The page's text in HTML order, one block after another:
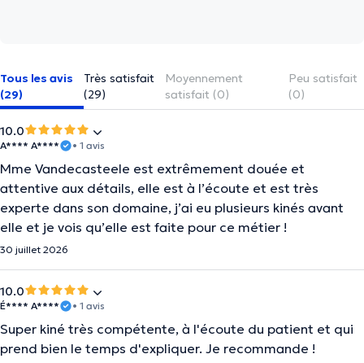
Tous les avis
(29)
Très satisfait
(29)
Moyennement
satisfait (0)
Peu satisfait
(0)
10.0
A**** A**** • 1 avis
Mme Vandecasteele est extrêmement douée et
attentive aux détails, elle est à l’écoute et est très
experte dans son domaine, j’ai eu plusieurs kinés avant
elle et je vois qu’elle est faite pour ce métier !
30 juillet 2026
10.0
É**** A**** • 1 avis
Super kiné très compétente, à l'écoute du patient et qui
prend bien le temps d'expliquer. Je recommande !